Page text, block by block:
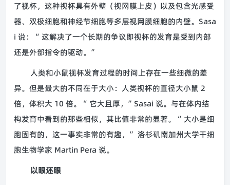
了视杯，这种视杯具有外壁（视网膜上皮）以及包含光感受
器、双极细胞和神经节细胞等多层视网膜细胞的内壁。Sasa
i 说：“ 这解决了一个长期的争议即视杯的发育是受到内部
还是外部指令的驱动。”
人类和小鼠视杯发育过程的时间上存在一些细微的差
异。但是最大的不同在于大小：人类视杯的直径大小鼠 2
倍，体积大 10 倍。“ 它大且厚，”Sasai 说。与在体内结
构发育中看到的那些相似，其比值非常的显著。“ 大小是细
胞固有的，这一事实非常的有趣，” 洛杉矶南加州大学干细
胞生物学家 Martin Pera 说。
以眼还眼